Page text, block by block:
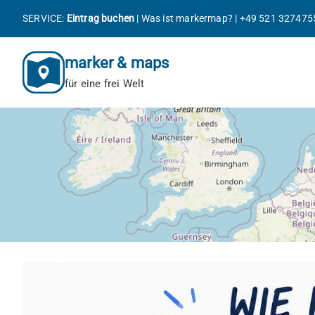
Inhalt
SERVICE: Eintrag buchen | Was ist markermap? | +49 521
marker & maps
für eine frei Welt